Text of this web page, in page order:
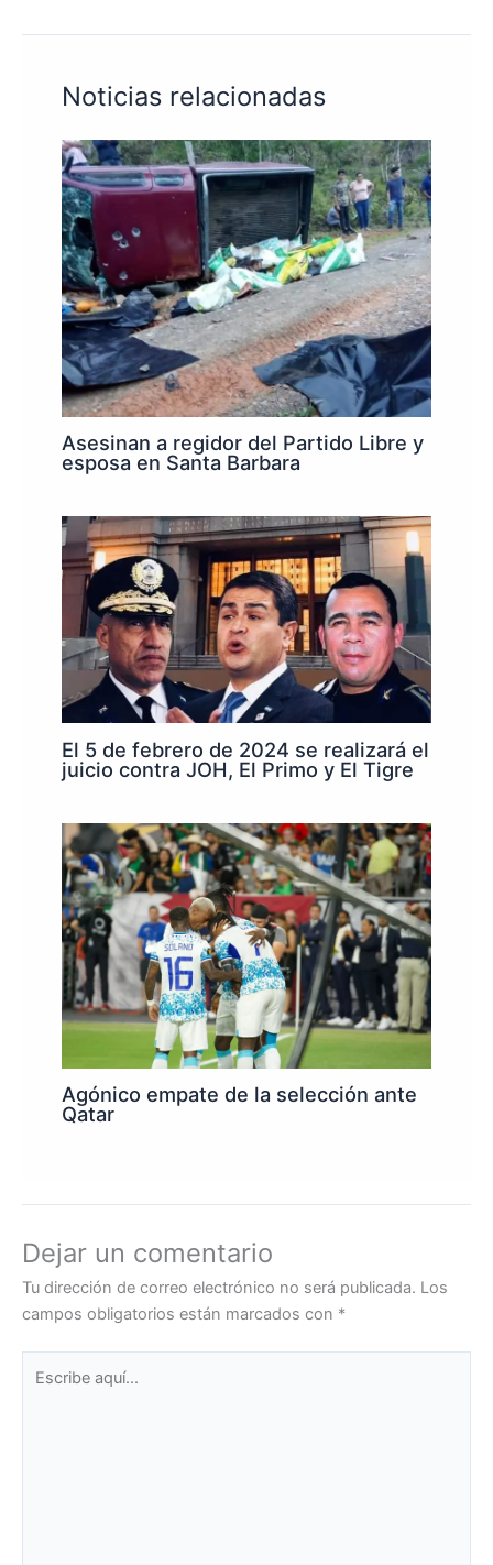
Noticias relacionadas
Asesinan a regidor del Partido Libre y
esposa en Santa Barbara
El 5 de febrero de 2024 se realizará el
juicio contra JOH, El Primo y El Tigre
Agónico empate de la selección ante
Qatar
Dejar un comentario
Tu dirección de correo electrónico no será publicada. Los
campos obligatorios están marcados con *
aquí...